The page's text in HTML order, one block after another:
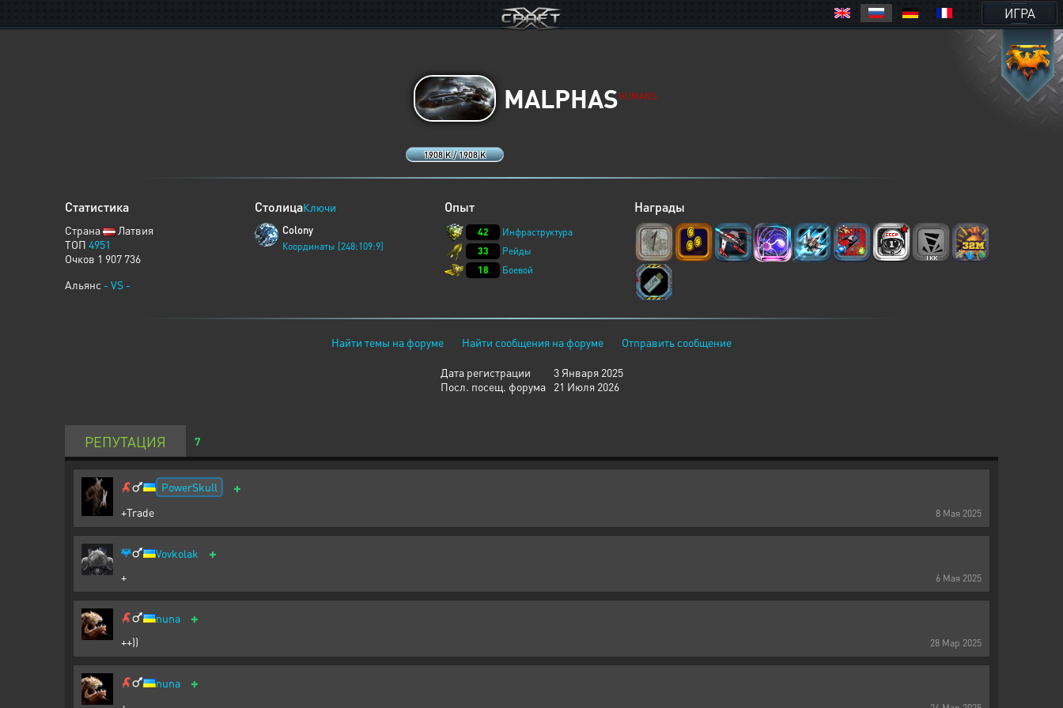
ИГРА
1908 K / 1908 K
MALPHASHUMANS
Статистика
Страна
Латвия
ТОП 4951
Очков 1 907 736
Альянс - VS -
СтолицаКлючи
Colony
Координаты [248:109:9]
Опыт
42
Инфраструктура
33
Рейды
18
Боевой
Награды
Найти темы на форуме Найти сообщения на форуме Отправить сообщение
Дата регистрации
3 Января 2025
Посл. посещ. форума
21 Июля 2026
РЕПУТАЦИЯ 7
8 Мая 2025
PowerSkull +
+Trade
6 Мая 2025
Vovkolak +
+
28 Мар 2025
nuna +
++))
nuna +